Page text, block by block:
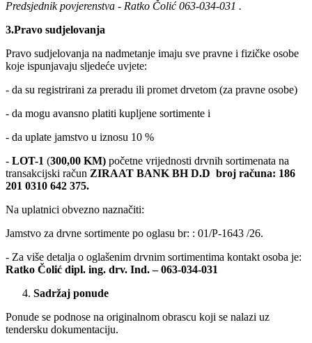
Predsjednik povjerenstva - Ratko Čolić 063-034-031 .
3.Pravo sudjelovanja
Pravo sudjelovanja na nadmetanje imaju sve pravne i fizičke osobe
koje ispunjavaju sljedeće uvjete:
- da su registrirani za preradu ili promet drvetom (za pravne osobe)
- da mogu avansno platiti kupljene sortimente i
- da uplate jamstvo u iznosu 10 %
- LOT-1 (300,00 KM) početne vrijednosti drvnih sortimenata na
transakcijski račun ZIRAAT BANK BH D.D broj računa: 186
201 0310 642 375.
Na uplatnici obvezno naznačiti:
Jamstvo za drvne sortimente po oglasu br: : 01/P-1643 /26.
- Za više detalja o oglašenim drvnim sortimentima kontakt osoba je:
Ratko Čolić dipl. ing. drv. Ind. – 063-034-031
Sadržaj ponude
Ponude se podnose na originalnom obrascu koji se nalazi uz
tendersku dokumentaciju.